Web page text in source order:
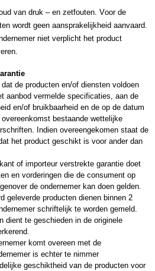
van druk – en zetfouten. Voor de
wordt geen aansprakelijkheid aanvaard.
niet verplicht het product
de producten en/of diensten voldoen
aanbod vermelde specificaties, aan de
en/of bruikbaarheid en de op de datum
bestaande wettelijke
Indien overeengekomen staat de
het product geschikt is voor ander dan
of importeur verstrekte garantie doet
en vorderingen die de consument op
de ondernemer kan doen gelden.
geleverde producten dienen binnen 2
schriftelijk te worden gemeld.
dient te geschieden in de originele
komt overeen met de
is echter te nimmer
geschiktheid van de producten voor